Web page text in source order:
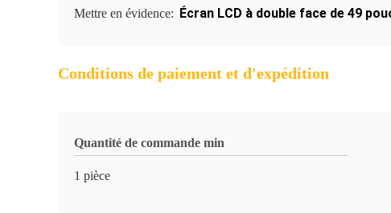
Mettre en évidence: Écran LCD à double face de 49
Conditions de paiement et d'expédition
Quantité de commande min
1 pièce